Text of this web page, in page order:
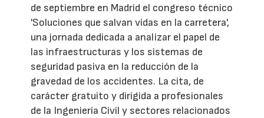
de septiembre en Madrid el congreso técnico
'Soluciones que salvan vidas en la carretera',
una jornada dedicada a analizar el papel de
las infraestructuras y los sistemas de
seguridad pasiva en la reducción de la
gravedad de los accidentes. La cita, de
carácter gratuito y dirigida a profesionales
de la Ingeniería Civil y sectores relacionados